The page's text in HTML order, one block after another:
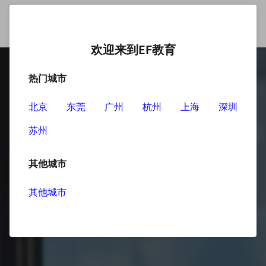
欢迎来到EF教育
热门城市
北京 东莞 广州 杭州 上海
深圳
苏州
其他城市
其他城市